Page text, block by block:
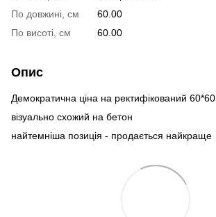
По довжині, см
60.00
По висоті, см
60.00
Опис
Демократична ціна на ректифікований 60*60
візуально схожий на бетон
найтемніша позиція - продається найкраще